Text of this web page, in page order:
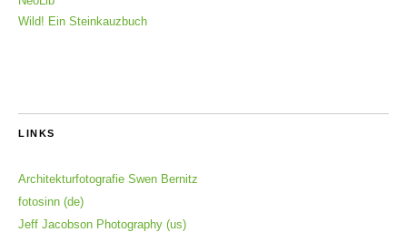
Wild! Ein Steinkauzbuch
LINKS
Architekturfotografie Swen Bernitz
fotosinn (de)
Jeff Jacobson Photography (us)